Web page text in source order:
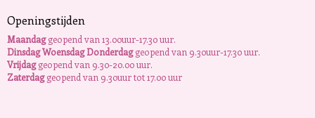
Openingstijden
Maandaggeopend van 13.00uur-17.30 uur.
Dinsdag Woensdag Donderdaggeopend van 9.30uur-17.30 uur.
Vrijdaggeopend van 9.30-20.00 uur.
Zaterdaggeopend van 9.30uur tot 17.00 uur